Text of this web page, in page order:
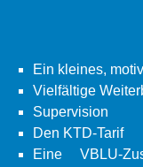
Ein kleines,
Vielfältige
Supervision
Den KTD-Tarif
Eine VBLU-